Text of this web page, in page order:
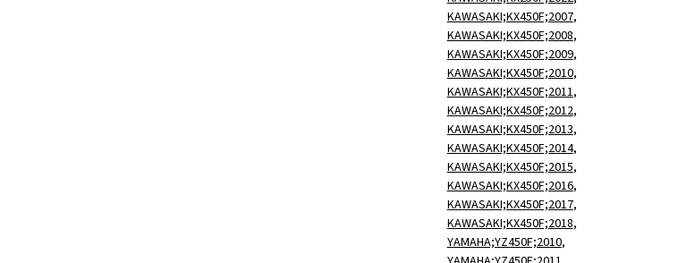
KAWASAKI;KX450F;2007,
KAWASAKI;KX450F;2008,
KAWASAKI;KX450F;2009,
KAWASAKI;KX450F;2010,
KAWASAKI;KX450F;2011,
KAWASAKI;KX450F;2012,
KAWASAKI;KX450F;2013,
KAWASAKI;KX450F;2014,
KAWASAKI;KX450F;2015,
KAWASAKI;KX450F;2016,
KAWASAKI;KX450F;2017,
KAWASAKI;KX450F;2018,
YAMAHA;YZ450F;2010,